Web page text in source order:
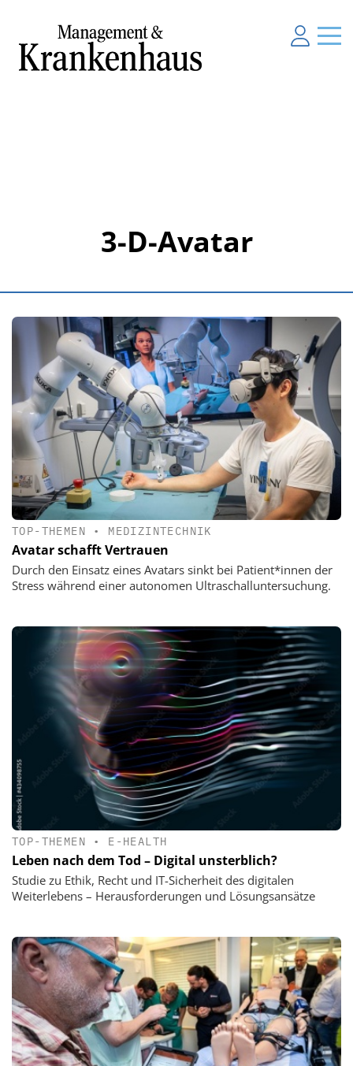
3-D-Avatar
TOP-THEMEN • MEDIZINTECHNIK
Avatar schafft Vertrauen
Durch den Einsatz eines Avatars sinkt bei Patient*innen der
Stress während einer autonomen Ultraschalluntersuchung.
TOP-THEMEN • E-HEALTH
Leben nach dem Tod – Digital unsterblich?
Studie zu Ethik, Recht und IT-Sicherheit des digitalen
Weiterlebens – Herausforderungen und Lösungsansätze